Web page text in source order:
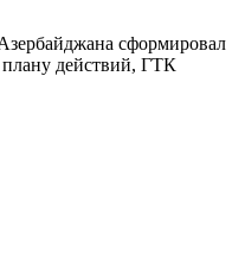
сформировал
действий, ГТК